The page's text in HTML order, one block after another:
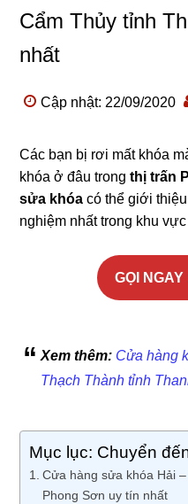
Cẩm Thủy tỉnh
nhất
Cập nhật: 22/09/2020
Các bạn bị rơi mất khóa
khóa ở đâu trongthị trấn
sửa khóa có thể giới
nghiệm nhất trong khu
GỌI NGAY
Xem thêm: Cửa hàng
Thạch Thành tỉnh
Mục lục: Chuyển
Cửa hàng sửa khóa Hải
Phong Sơn uy tín nhất